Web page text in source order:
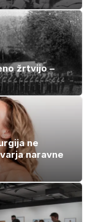
žrtvijo –
ne
naravne